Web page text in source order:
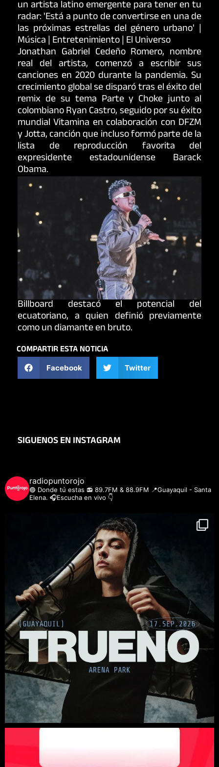
Jonathan Gabriel Cedeño Romero, nombre
real del artista, comenzó a escribir sus
canciones en 2020 durante la pandemia. Su
crecimiento global se disparó tras el éxito del
remix de su tema Parte y Choke junto al
colombiano Ryan Castro, seguido por su éxito
mundial Vitamina en colaboración con DFZM
y Jotta, canción que incluso formó parte de la
lista de reproducción favorita del
expresidente estadounidense Barack
Obama.
Billboard destacó el potencial del
ecuatoriano, a quien definió previamente
como un diamante en bruto.
COMPARTIR ESTA NOTICIA
Facebook Twitter
SIGUENOS EN INSTAGRAM
radiopuntorojo
🟣 Donde tú estas 📻 89.7FM & 88.9FM 📍Guayaquil - Santa
Elena. 🎧Escucha en vivo 👇